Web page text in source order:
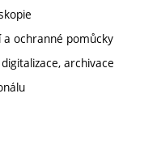
a ochranné pomůcky
archivace